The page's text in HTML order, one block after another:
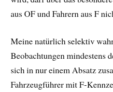
aus OF und Fahrern aus F
Meine natürlich selektiv
Beobachtungen mindestens
sich in nur einem Absatz
Fahrzeugführer mit F-